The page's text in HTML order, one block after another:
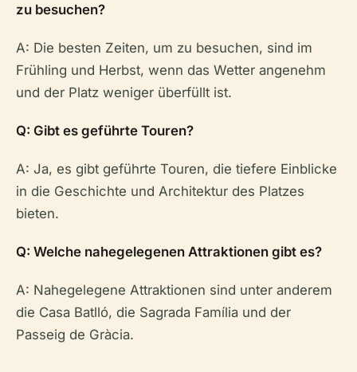
zu besuchen?
A: Die besten Zeiten, um zu besuchen, sind im
Frühling und Herbst, wenn das Wetter angenehm
und der Platz weniger überfüllt ist.
Q: Gibt es geführte Touren?
A: Ja, es gibt geführte Touren, die tiefere Einblicke
in die Geschichte und Architektur des Platzes
bieten.
Q: Welche nahegelegenen Attraktionen gibt es?
A: Nahegelegene Attraktionen sind unter anderem
die Casa Batlló, die Sagrada Família und der
Passeig de Gràcia.